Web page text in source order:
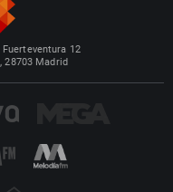
12
28703 Madrid